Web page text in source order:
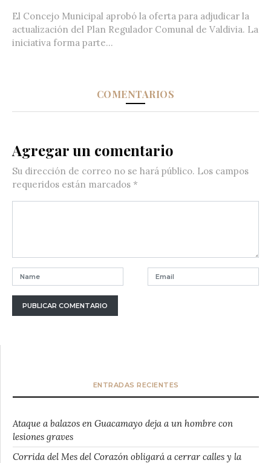
El Concejo Municipal aprobó la oferta para adjudicar la
actualización del Plan Regulador Comunal de Valdivia. La
iniciativa forma parte...
COMENTARIOS
Agregar un comentario
Su dirección de correo no se hará público. Los campos
requeridos están marcados *
ENTRADAS RECIENTES
Ataque a balazos en Guacamayo deja a un hombre con
lesiones graves
Corrida del Mes del Corazón obligará a cerrar calles y la